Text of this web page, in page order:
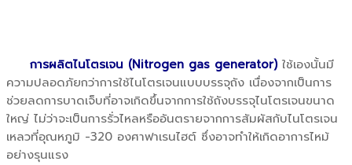
การผลิตไนโตรเจน (Nitrogen gas generator) ใช้เองนั้นมี
ความปลอดภัยกว่าการใช้ไนโตรเจนแบบบรรจุถัง เนื่องจากเป็นการ
ช่วยลดการบาดเจ็บที่อาจเกิดขึ้นจากการใช้ถังบรรจุไนโตรเจนขนาด
ใหญ่ ไม่ว่าจะเป็นการรั่วไหลหรืออันตรายจากการสัมผัสกับไนโตรเจน
เหลวที่อุณหภูมิ -320 องศาฟาเรนไฮต์ ซึ่งอาจทำให้เกิดอาการไหม้
อย่างรุนแรง